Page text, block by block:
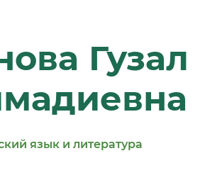
Гузал
язык и литература